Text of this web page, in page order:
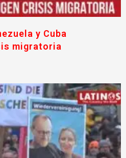
y Cuba
migratoria